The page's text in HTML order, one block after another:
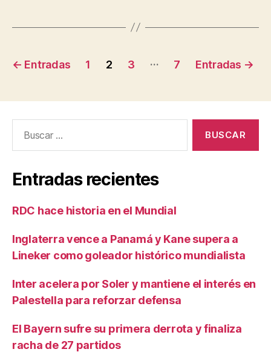
Navegación
entradas
← Entradas 1 2 3 … 7 Entradas →
Entradas recientes
RDC hace historia en el Mundial
Inglaterra vence a Panamá y Kane supera a
Lineker como goleador histórico mundialista
Inter acelera por Soler y mantiene el interés en
Palestella para reforzar defensa
El Bayern sufre su primera derrota y finaliza
racha de 27 partidos